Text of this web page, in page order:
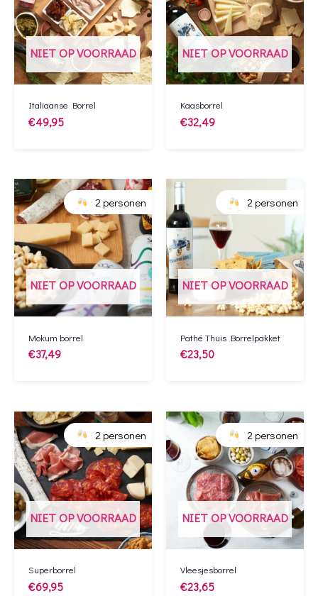
NIET OP VOORRAAD
Italiaanse Borrel
€49,95
NIET OP VOORRAAD
Kaasborrel
€32,49
NIET OP VOORRAAD
2 personen
Mokum borrel
€37,49
NIET OP VOORRAAD
2 personen
Pathé Thuis Borrelpakket
€23,50
NIET OP VOORRAAD
2 personen
Superborrel
€69,95
NIET OP VOORRAAD
2 personen
Vleesjesborrel
€23,65